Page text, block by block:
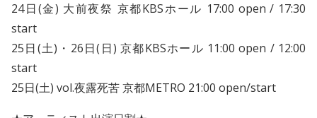
24日(金) 大前夜祭 京都KBSホール 17:00 open / 17:30
start
25日(土)・26日(日) 京都KBSホール 11:00 open / 12:00
start
25日(土) vol.夜露死苦 京都METRO 21:00 open/start